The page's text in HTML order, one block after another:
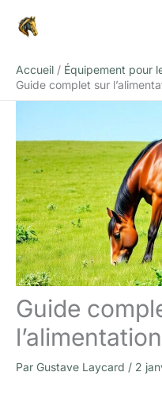
Accueil
Équipement pour
Guide complet sur
Guide
Par Gustave Laycard / 2